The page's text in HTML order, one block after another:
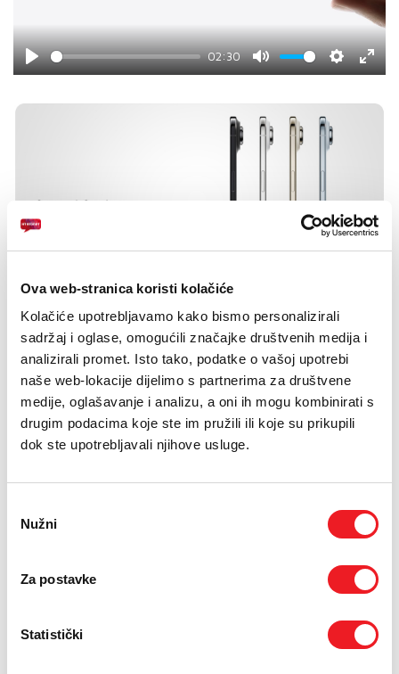
Ova web-stranica koristi kolačiće
Kolačiće upotrebljavamo kako bismo personalizirali
sadržaj i oglase, omogućili značajke društvenih medija i
analizirali promet. Isto tako, podatke o vašoj upotrebi
naše web-lokacije dijelimo s partnerima za društvene
medije, oglašavanje i analizu, a oni ih mogu kombinirati s
drugim podacima koje ste im pružili ili koje su prikupili
dok ste upotrebljavali njihove usluge.
pristanka
Nužni
Za postavke
Statistički
Play
02:30
Mute Settings
Enter